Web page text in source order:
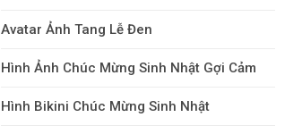
Avatar Ảnh Tang Lễ Đen
Hình Ảnh Chúc Mừng Sinh Nhật Gợi Cảm
Hình Bikini Chúc Mừng Sinh Nhật